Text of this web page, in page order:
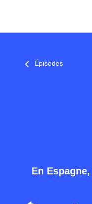
Épisodes
En